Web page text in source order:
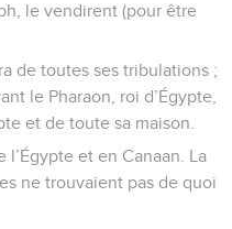
le vendirent (pour être
de toutes ses tribulations ;
le Pharaon, roi d’Égypte,
et de toute sa maison.
et en Canaan. La
ne trouvaient pas de quoi